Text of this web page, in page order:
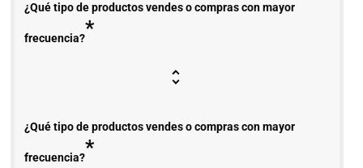
¿Qué tipo de productos vendes o compras con mayor
frecuencia?*
¿Qué tipo de productos vendes o compras con mayor
frecuencia?*